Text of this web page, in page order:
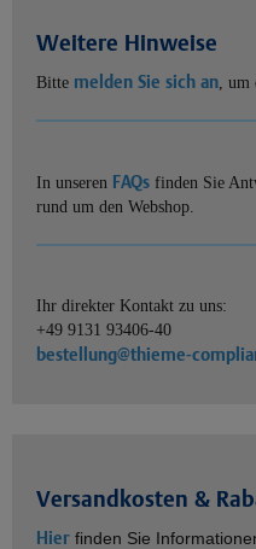
Weitere Hinweise
Bitte melden Sie sich an, um
In unseren FAQs finden Sie
rund um den Webshop.
Ihr direkter Kontakt zu uns:
+49 9131 93406-40
bestellung@thieme-
Versandkosten &
Hier finden Sie